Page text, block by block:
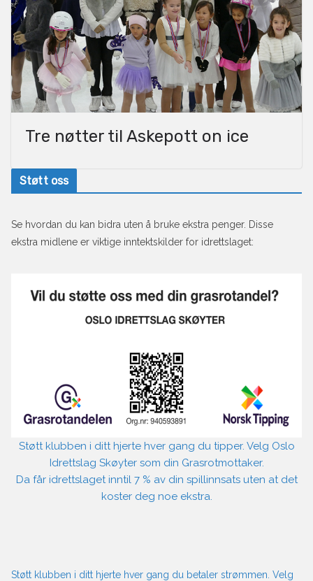
Tre nøtter til Askepott on ice
Støtt oss
Se hvordan du kan bidra uten å bruke ekstra penger. Disse
ekstra midlene er viktige inntektskilder for idrettslaget:
Støtt klubben i ditt hjerte hver gang du tipper. Velg Oslo
Idrettslag Skøyter som din Grasrotmottaker.
Da får idrettslaget inntil 7 % av din spillinnsats uten at det
koster deg noe ekstra.
Støtt klubben i ditt hjerte hver gang du betaler strømmen. Velg